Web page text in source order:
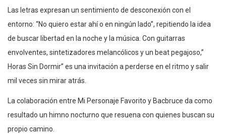
Las letras expresan un sentimiento de desconexión con el
entorno: “No quiero estar ahí o en ningún lado”, repitiendo la idea
de buscar libertad en la noche y la música. Con guitarras
envolventes, sintetizadores melancólicos y un beat pegajoso,”
Horas Sin Dormir” es una invitación a perderse en el ritmo y salir
mil veces sin mirar atrás.
La colaboración entre Mi Personaje Favorito y Bacbruce da como
resultado un himno nocturno que resuena con quienes buscan su
propio camino.